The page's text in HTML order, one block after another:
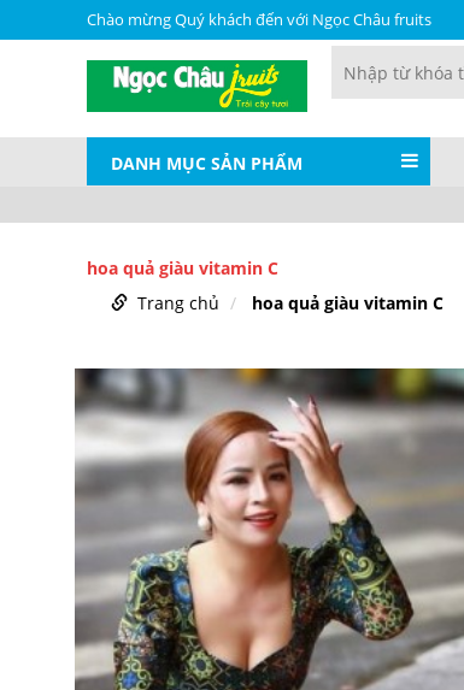
Chào mừng Quý khách đến với Ngọc Châu fruits
DANH MỤC SẢN PHẨM
hoa quả giàu vitamin C
Trang chủ
hoa quả giàu vitamin C